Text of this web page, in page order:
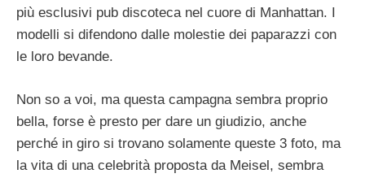
più esclusivi pub discoteca nel cuore di Manhattan. I
modelli si difendono dalle molestie dei paparazzi con
le loro bevande.
Non so a voi, ma questa campagna sembra proprio
bella, forse è presto per dare un giudizio, anche
perché in giro si trovano solamente queste 3 foto, ma
la vita di una celebrità proposta da Meisel, sembra